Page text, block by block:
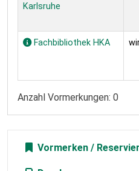
Karlsruhe
Fachbibliothek HKA
Anzahl Vormerkungen: 0
Vormerken